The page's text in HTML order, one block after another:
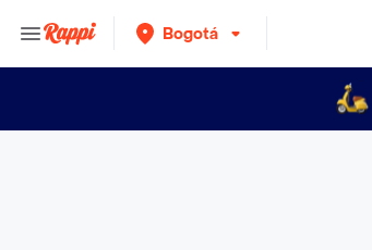
Bogotá